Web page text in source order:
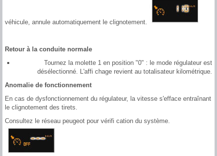
véhicule, annule automatiquement le clignotement.
Retour à la conduite normale
Tournez la molette 1 en position "0" : le mode régulateur est
désélectionné. L'affi chage revient au totalisateur kilométrique.
Anomalie de fonctionnement
En cas de dysfonctionnement du régulateur, la vitesse s'efface entraînant
le clignotement des tirets.
Consultez le réseau peugeot pour vérifi cation du système.